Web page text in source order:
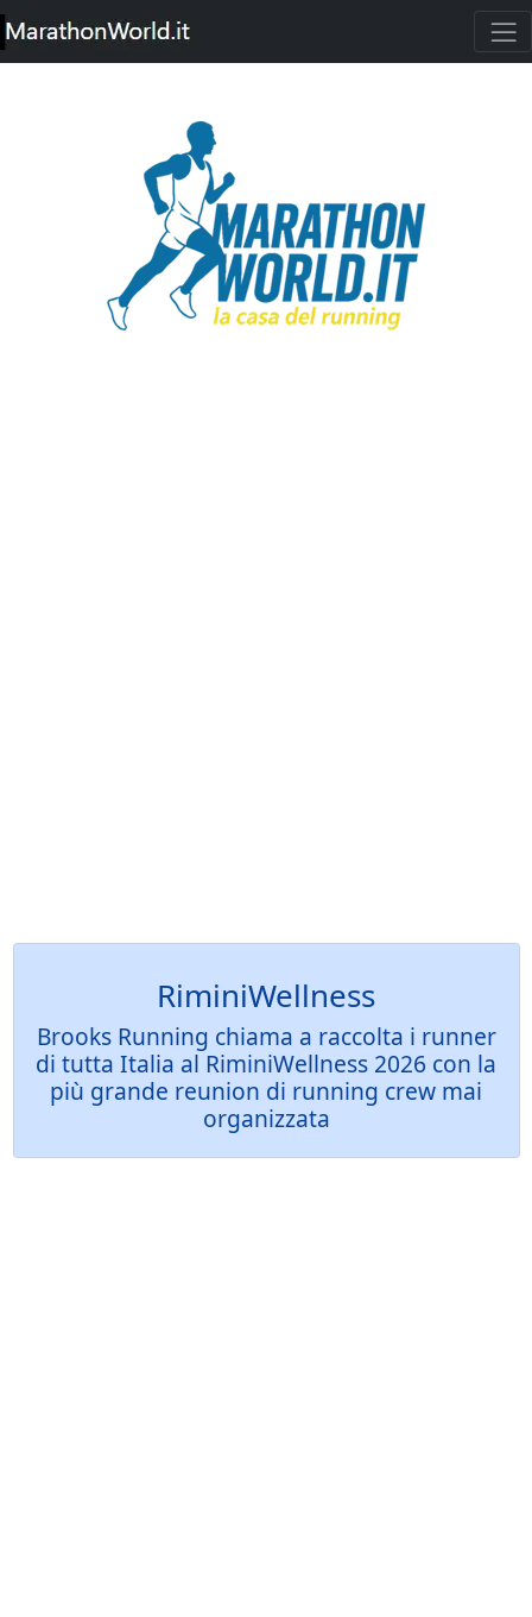
RiminiWellness
Brooks Running chiama a raccolta i runner
di tutta Italia al RiminiWellness 2026 con la
più grande reunion di running crew mai
organizzata